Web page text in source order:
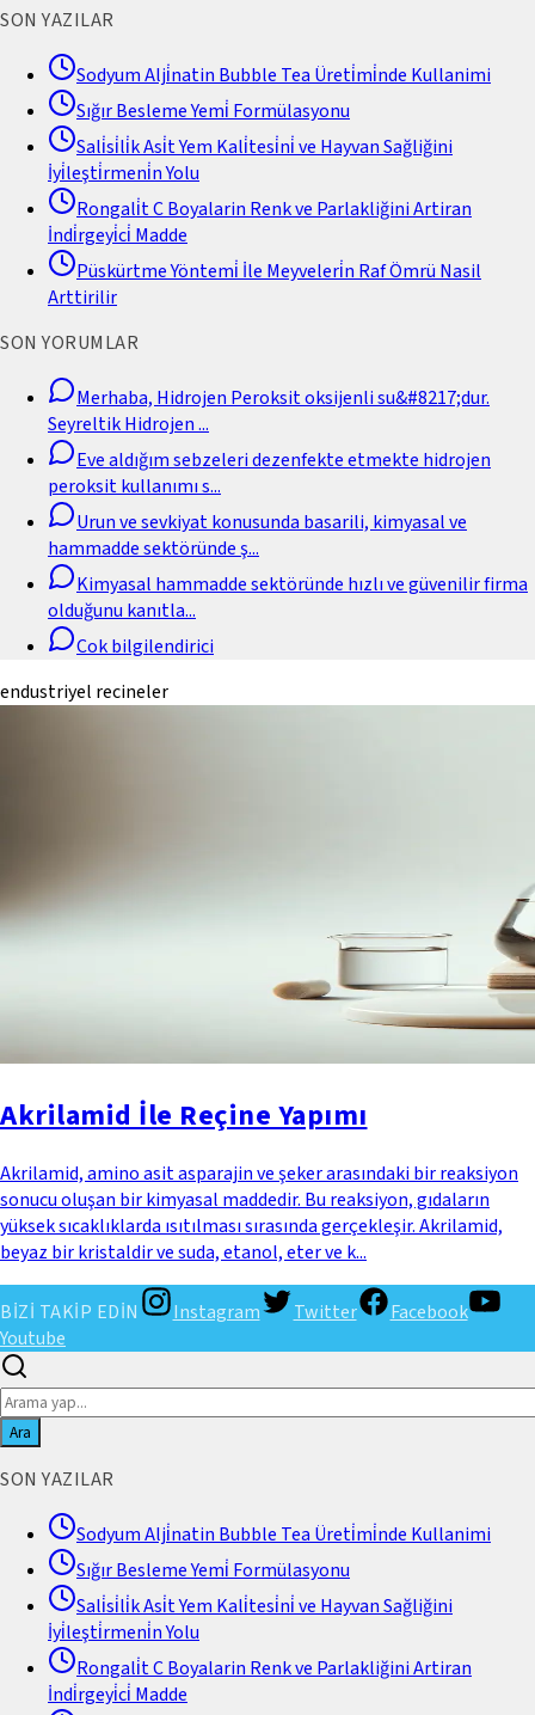
SON YAZILAR
Sodyum Alji̇natin Bubble Tea Üreti̇mi̇nde Kullanimi
Sığır Besleme Yemi̇ Formülasyonu
Sali̇si̇li̇k Asi̇t Yem Kali̇tesi̇ni̇ ve Hayvan Sağliğini
İyi̇leşti̇rmeni̇n Yolu
Rongali̇t C Boyalarin Renk ve Parlakliğini Artiran
İndi̇rgeyi̇ci̇ Madde
Püskürtme Yöntemi̇ İle Meyveleri̇n Raf Ömrü Nasil
Arttirilir
SON YORUMLAR
Merhaba, Hidrojen Peroksit oksijenli su&#8217;dur.
Seyreltik Hidrojen...
Eve aldığım sebzeleri dezenfekte etmekte hidrojen
peroksit kullanımı s...
Urun ve sevkiyat konusunda basarili, kimyasal ve
hammadde sektöründe ş...
Kimyasal hammadde sektöründe hızlı ve güvenilir firma
olduğunu kanıtla...
Cok bilgilendirici
endustriyel recineler
Akrilamid İle Reçine Yapımı
Akrilamid, amino asit asparajin ve şeker arasındaki bir reaksiyon
sonucu oluşan bir kimyasal maddedir. Bu reaksiyon, gıdaların
yüksek sıcaklıklarda ısıtılması sırasında gerçekleşir. Akrilamid,
beyaz bir kristaldir ve suda, etanol, eter ve k...
BİZİ TAKİP EDİN Instagram Twitter
Facebook
Youtube
Ara
SON YAZILAR
Sodyum Alji̇natin Bubble Tea Üreti̇mi̇nde Kullanimi
Sığır Besleme Yemi̇ Formülasyonu
Sali̇si̇li̇k Asi̇t Yem Kali̇tesi̇ni̇ ve Hayvan Sağliğini
İyi̇leşti̇rmeni̇n Yolu
Rongali̇t C Boyalarin Renk ve Parlakliğini Artiran
İndi̇rgeyi̇ci̇ Madde